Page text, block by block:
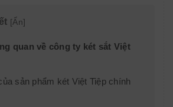
[Ẩn]
quan về công ty két sắt Việt
sản phẩm két Việt Tiệp chính